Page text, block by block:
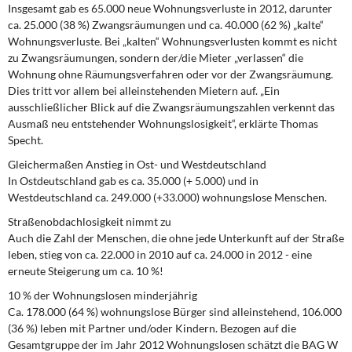
Kontakt
Insgesamt gab es 65.000 neue Wohnungsverluste in 2012, darunter
ca. 25.000 (38 %) Zwangsräumungen und ca. 40.000 (62 %) „kalte“
Wohnungsverluste. Bei „kalten“ Wohnungsverlusten kommt es nicht
zu Zwangsräumungen, sondern der/die Mieter „verlassen“ die
Wohnung ohne Räumungsverfahren oder vor der Zwangsräumung.
Dies tritt vor allem bei alleinstehenden Mietern auf. „Ein
ausschließlicher Blick auf die Zwangsräumungszahlen verkennt das
Ausmaß neu entstehender Wohnungslosigkeit“, erklärte Thomas
Specht.
Gleichermaßen Anstieg in Ost- und Westdeutschland
In Ostdeutschland gab es ca. 35.000 (+ 5.000) und in
Westdeutschland ca. 249.000 (+33.000) wohnungslose Menschen.
Straßenobdachlosigkeit nimmt zu
Auch die Zahl der Menschen, die ohne jede Unterkunft auf der Straße
leben, stieg von ca. 22.000 in 2010 auf ca. 24.000 in 2012 - eine
erneute Steigerung um ca. 10 %!
10 % der Wohnungslosen minderjährig
Ca. 178.000 (64 %) wohnungslose Bürger sind alleinstehend, 106.000
(36 %) leben mit Partner und/oder Kindern. Bezogen auf die
Gesamtgruppe der im Jahr 2012 Wohnungslosen schätzt die BAG W